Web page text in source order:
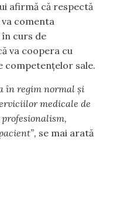
afirmă că respectă
comenta
curs de
va coopera cu
competențelor sale.
în regim normal și
medicale de
se mai arată